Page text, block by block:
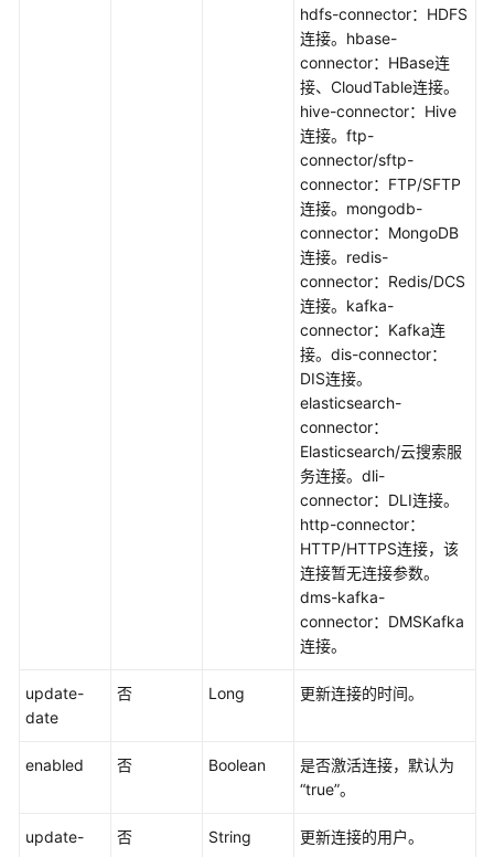
开
hdfs-connector：HDFS
连接。hbase-
connector：HBase连
接、CloudTable连接。
hive-connector：Hive
连接。ftp-
connector/sftp-
connector：FTP/SFTP
连接。mongodb-
connector：MongoDB
连接。redis-
connector：Redis/DCS
连接。kafka-
connector：Kafka连
接。dis-connector：
DIS连接。
elasticsearch-
connector：
Elasticsearch/云搜索服
务连接。dli-
connector：DLI连接。
http-connector：
HTTP/HTTPS连接，该
连接暂无连接参数。
dms-kafka-
connector：DMSKafka
连接。
update-
date
否 Long 更新连接的时间。
enabled 否 Boolean
是否激活连接，默认为
“true”。
update-
否 String 更新连接的用户。